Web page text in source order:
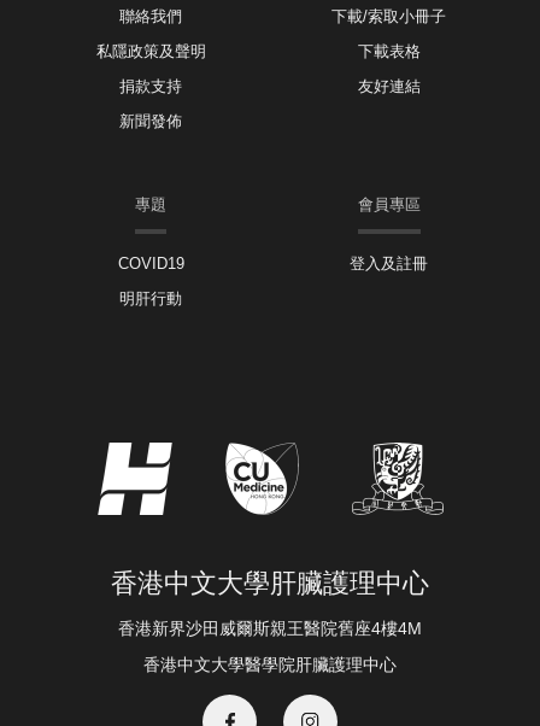
聯絡我們
私隱政策及聲明
捐款支持
新聞發佈
下載/索取小冊子
下載表格
友好連結
專題
COVID19
明肝行動
會員專區
登入及註冊
香港中文大學肝臟護理中心
香港新界沙田威爾斯親王醫院舊座4樓4M
香港中文大學醫學院肝臟護理中心